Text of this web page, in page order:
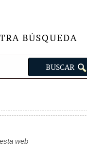
BÚSQUEDA
web